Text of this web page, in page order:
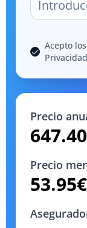
Acepto
Privacidad
Precio
647.40
Precio
53.95€